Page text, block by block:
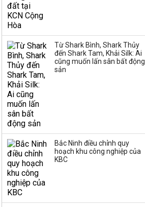
Việt Nam muốn phát
triển quỹ hưu trí: Từ tiết
kiệm gia đình thành
Từ Shark Bình, Shark Thủy
đến Shark Tam, Khải Silk: Ai
cũng muốn lấn sân bất động
sản
Bắc Ninh điều chỉnh quy
hoạch khu công nghiệp của
KBC